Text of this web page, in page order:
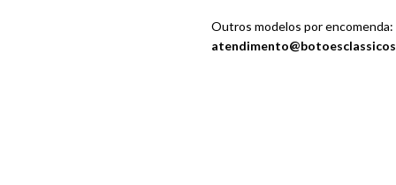
Outros modelos por encomenda: